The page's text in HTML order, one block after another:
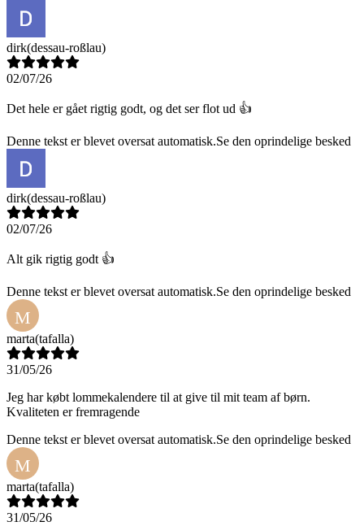
dirk(dessau-roßlau)
02/07/26
Det hele er gået rigtig godt, og det ser flot ud 👍
Denne tekst er blevet oversat automatisk.Se den oprindelige besked
dirk(dessau-roßlau)
02/07/26
Alt gik rigtig godt 👍
Denne tekst er blevet oversat automatisk.Se den oprindelige besked
M
marta(tafalla)
31/05/26
Jeg har købt lommekalendere til at give til mit team af børn.
Kvaliteten er fremragende
Denne tekst er blevet oversat automatisk.Se den oprindelige besked
M
marta(tafalla)
31/05/26